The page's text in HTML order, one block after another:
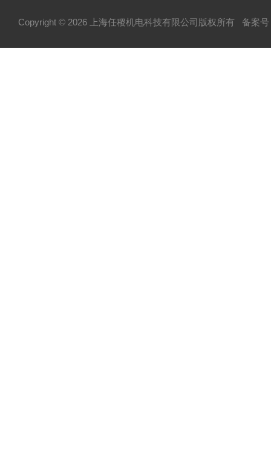
Copyright © 2026 上海任稷机电科技有限公司版权所有 备案号